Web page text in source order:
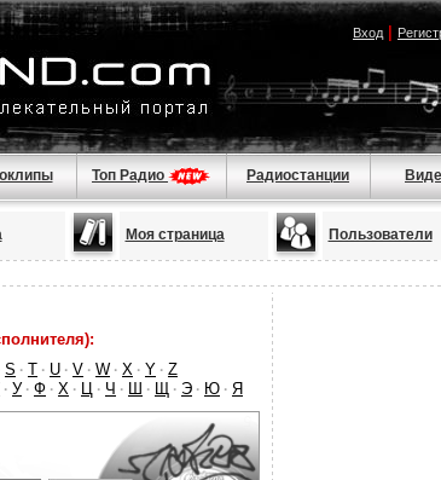
Вход|
Топ Радио Радиостанции
Моя страница Пользователи
S · T · U · V · W · X · Y · Z
· У · Ф · Х · Ц · Ч · Ш · Щ · Э · Ю · Я